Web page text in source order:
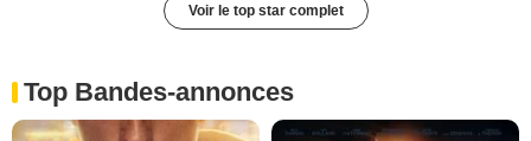
Voir le top star complet
Top Bandes-annonces